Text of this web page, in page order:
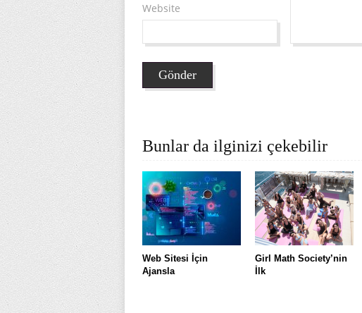
Website
Bunlar da ilginizi çekebilir
Web Sitesi İçin
Ajansla
Girl Math Society’nin
İlk